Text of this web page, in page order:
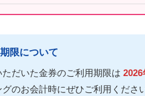
限について
だいた金券のご利用期限は
のお会計時にぜひご利用ください